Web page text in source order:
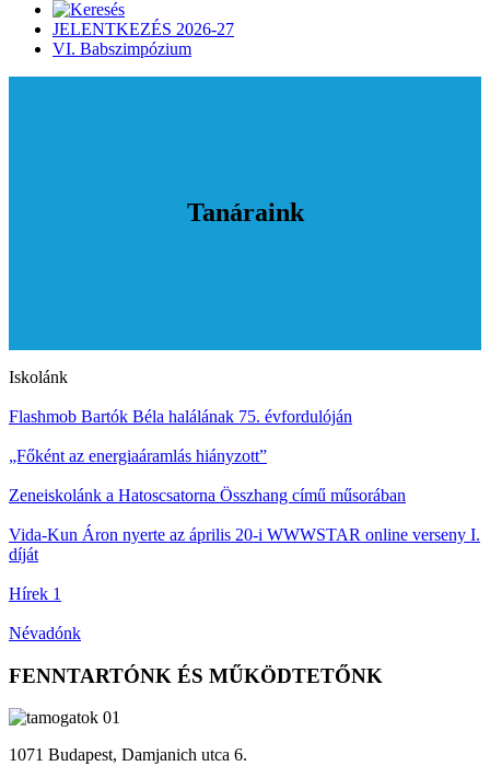
JELENTKEZÉS 2026-27
VI. Babszimpózium
Tanáraink
Iskolánk
Flashmob Bartók Béla halálának 75. évfordulóján
„Főként az energiaáramlás hiányzott”
Zeneiskolánk a Hatoscsatorna Összhang című műsorában
Vida-Kun Áron nyerte az április 20-i WWWSTAR online verseny I.
díját
Hírek 1
Névadónk
FENNTARTÓNK ÉS MŰKÖDTETŐNK
1071 Budapest, Damjanich utca 6.